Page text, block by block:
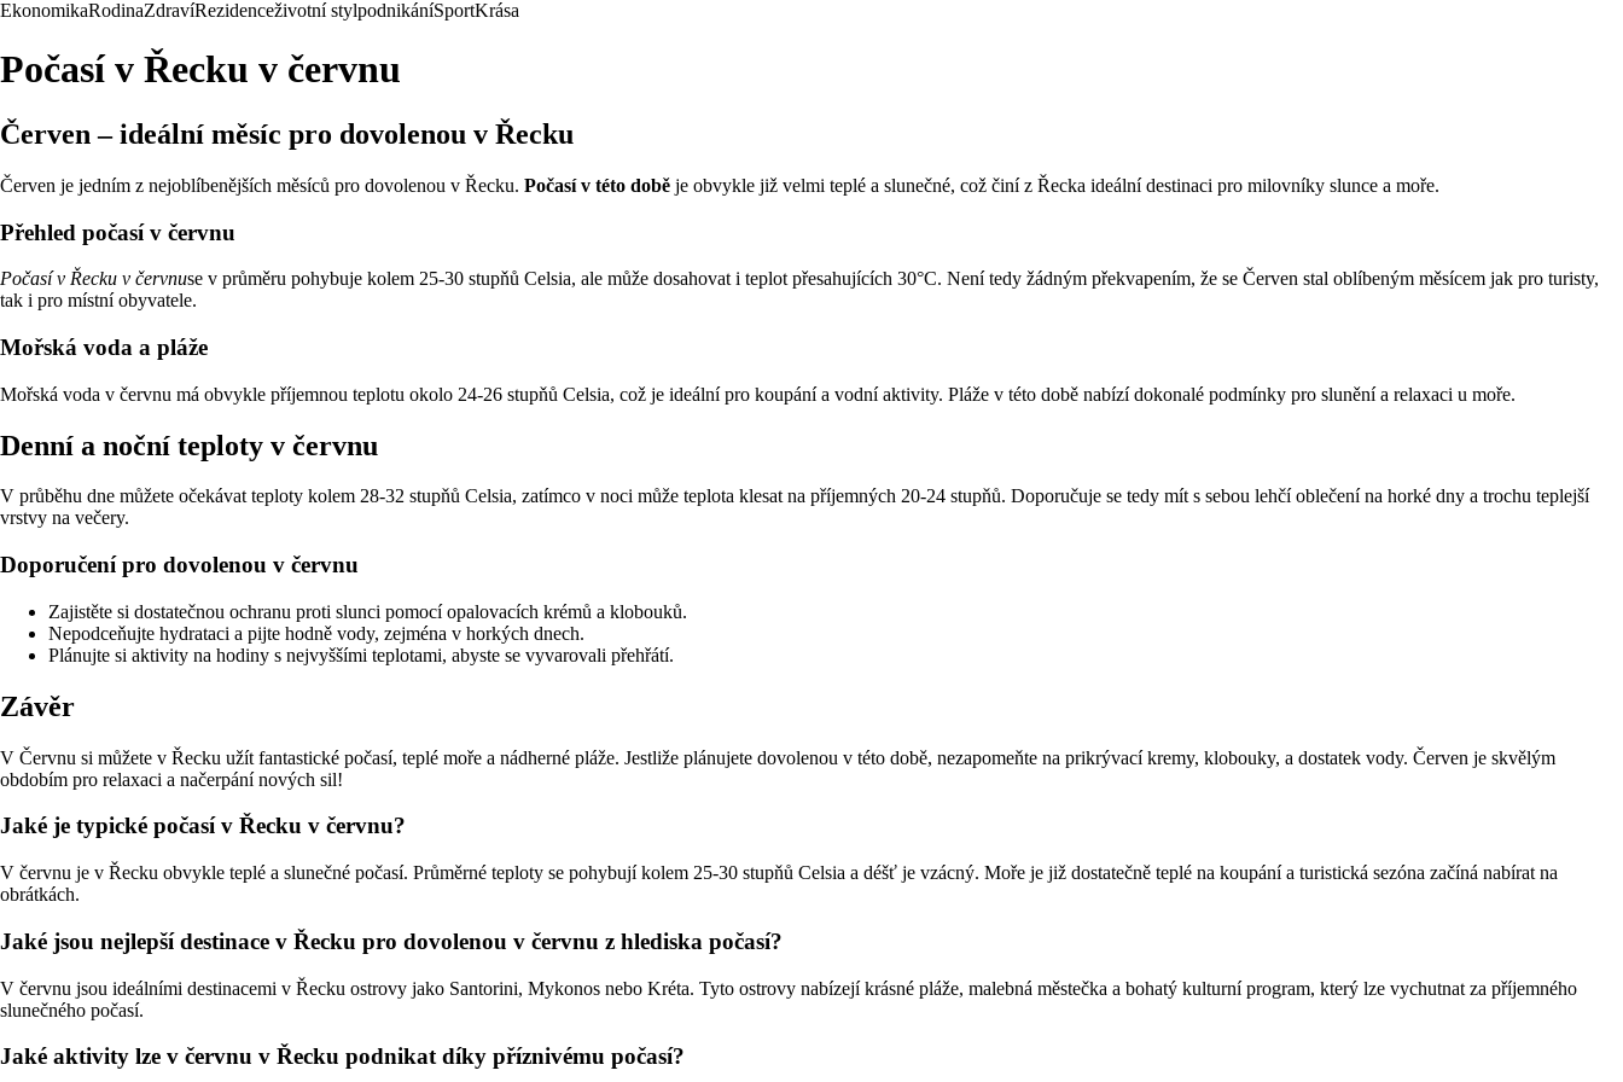
EkonomikaRodinaZdravíRezidenceživotní stylpodnikáníSportKrása
Počasí v Řecku v červnu
Červen – ideální měsíc pro dovolenou v Řecku
Červen je jedním z nejoblíbenějších měsíců pro dovolenou v Řecku. Počasí v této době je obvykle již velmi teplé a slunečné, což činí z Řecka ideální destinaci pro milovníky slunce a moře.
Přehled počasí v červnu
Počasí v Řecku v červnuse v průměru pohybuje kolem 25-30 stupňů Celsia, ale může dosahovat i teplot přesahujících 30°C. Není tedy žádným překvapením, že se Červen stal oblíbeným měsícem jak pro turisty,
tak i pro místní obyvatele.
Mořská voda a pláže
Mořská voda v červnu má obvykle příjemnou teplotu okolo 24-26 stupňů Celsia, což je ideální pro koupání a vodní aktivity. Pláže v této době nabízí dokonalé podmínky pro slunění a relaxaci u moře.
Denní a noční teploty v červnu
V průběhu dne můžete očekávat teploty kolem 28-32 stupňů Celsia, zatímco v noci může teplota klesat na příjemných 20-24 stupňů. Doporučuje se tedy mít s sebou lehčí oblečení na horké dny a trochu teplejší
vrstvy na večery.
Doporučení pro dovolenou v červnu
Zajistěte si dostatečnou ochranu proti slunci pomocí opalovacích krémů a klobouků.
Nepodceňujte hydrataci a pijte hodně vody, zejména v horkých dnech.
Plánujte si aktivity na hodiny s nejvyššími teplotami, abyste se vyvarovali přehřátí.
Závěr
V Červnu si můžete v Řecku užít fantastické počasí, teplé moře a nádherné pláže. Jestliže plánujete dovolenou v této době, nezapomeňte na prikrývací kremy, klobouky, a dostatek vody. Červen je skvělým
obdobím pro relaxaci a načerpání nových sil!
Jaké je typické počasí v Řecku v červnu?
V červnu je v Řecku obvykle teplé a slunečné počasí. Průměrné teploty se pohybují kolem 25-30 stupňů Celsia a déšť je vzácný. Moře je již dostatečně teplé na koupání a turistická sezóna začíná nabírat na
obrátkách.
Jaké jsou nejlepší destinace v Řecku pro dovolenou v červnu z hlediska počasí?
V červnu jsou ideálními destinacemi v Řecku ostrovy jako Santorini, Mykonos nebo Kréta. Tyto ostrovy nabízejí krásné pláže, malebná městečka a bohatý kulturní program, který lze vychutnat za příjemného
slunečného počasí.
Jaké aktivity lze v červnu v Řecku podnikat díky příznivému počasí?